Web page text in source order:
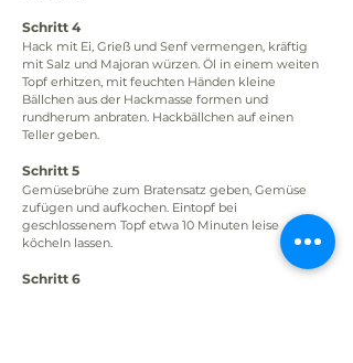
Schritt 4
Hack mit Ei, Grieß und Senf vermengen, kräftig
mit Salz und Majoran würzen. Öl in einem weiten
Topf erhitzen, mit feuchten Händen kleine
Bällchen aus der Hackmasse formen und
rundherum anbraten. Hackbällchen auf einen
Teller geben.
Schritt 5
Gemüsebrühe zum Bratensatz geben, Gemüse
zufügen und aufkochen. Eintopf bei
geschlossenem Topf etwa 10 Minuten leise
köcheln lassen.
Schritt 6